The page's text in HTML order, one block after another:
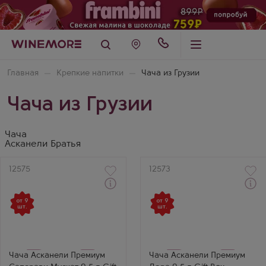
Главная Крепкие напитки Чача из Грузии
Чача из Грузии
Чача
Асканели Братья
Артикул
12575
от 9
шт.
Чача Асканели Премиум
Через 1-2 дня
Чача
Askaneli Premium
Бренд
Askaneli
Артикул
12573
от 9
шт.
Чача Асканели Премиум
Через 1-2 дня
Чача
Askaneli Premium Dora в
Dora
Регион